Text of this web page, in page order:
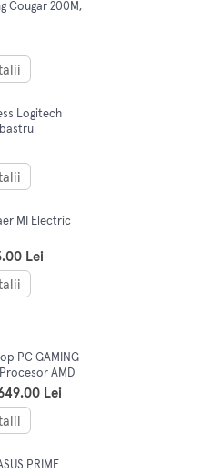
Cougar 200M,
Logitech
MI Electric
Lei
PC GAMING
AMD
16GB
GEFORCE RTX
Lei
PRIME